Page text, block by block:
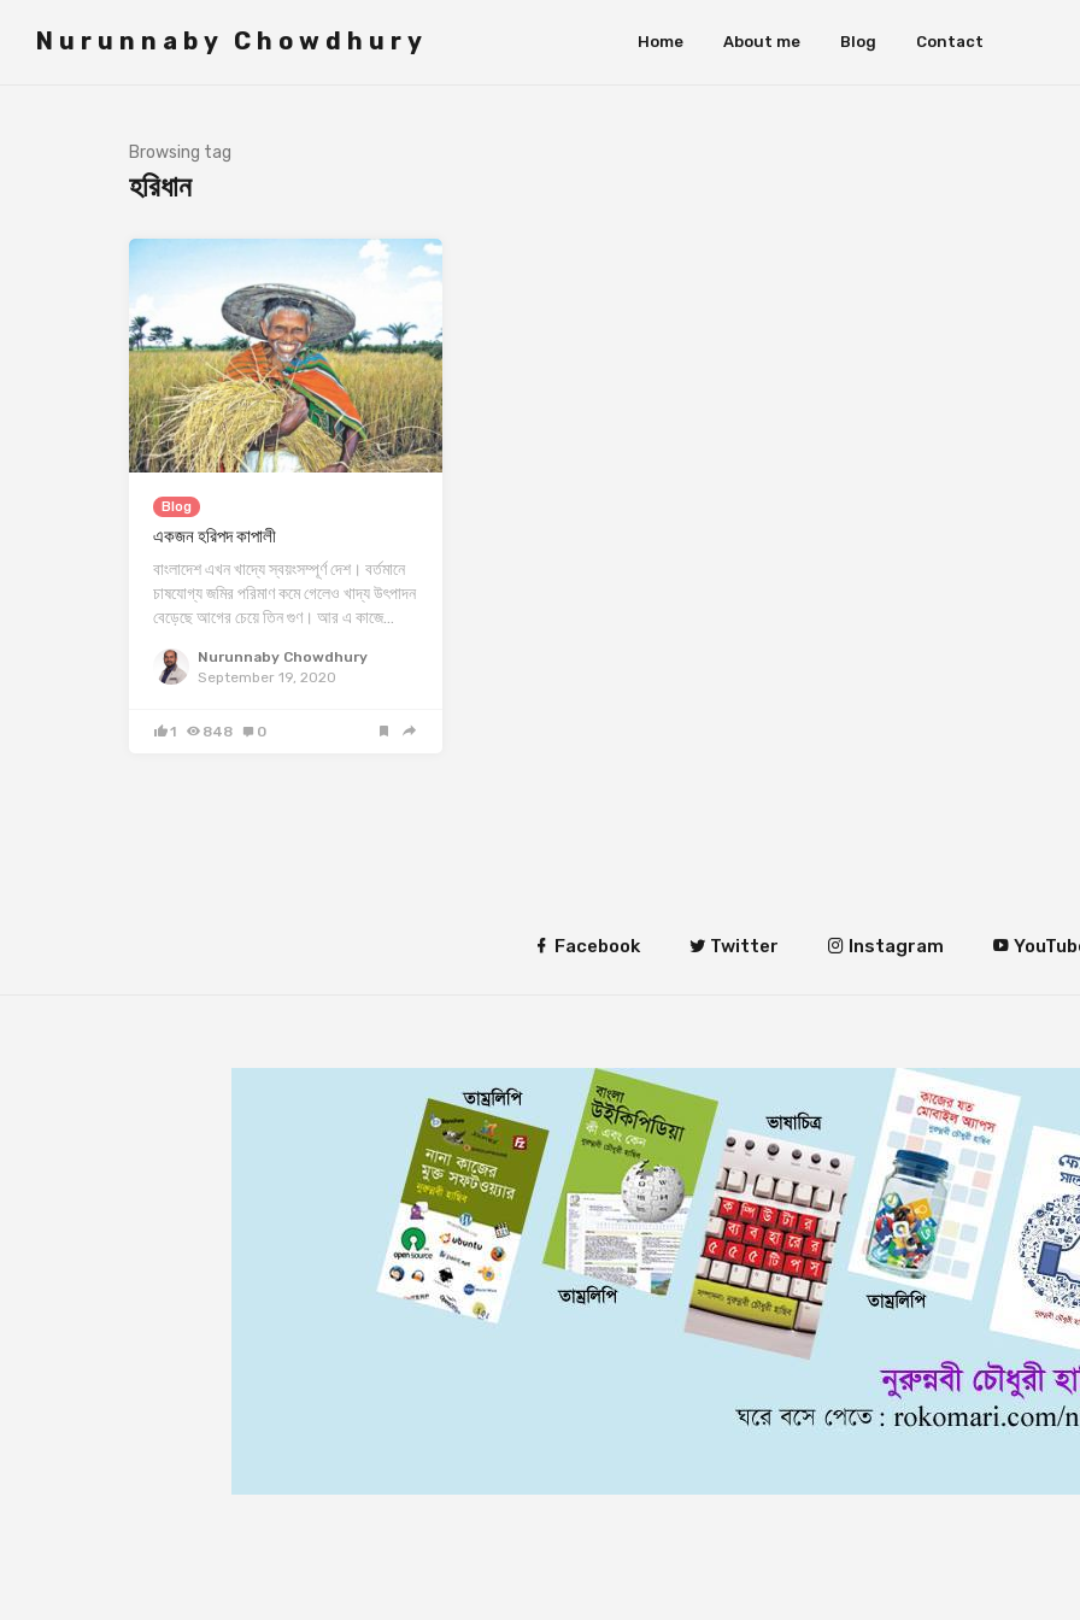
Nurunnaby Chowdhury Home About me Blog Contact
Browsing tag
হরিধান
Blog
একজন হরিপদ কাপালী
বাংলাদেশ এখন খাদ্যে স্বয়ংসম্পূর্ণ দেশ। বর্তমানে
চাষযোগ্য জমির পরিমাণ কমে গেলেও খাদ্য উৎপাদন
বেড়েছে আগের চেয়ে তিন গুণ। আর এ কাজে…
Nurunnaby Chowdhury
September 19, 2020
1 848 0
Facebook Twitter Instagram